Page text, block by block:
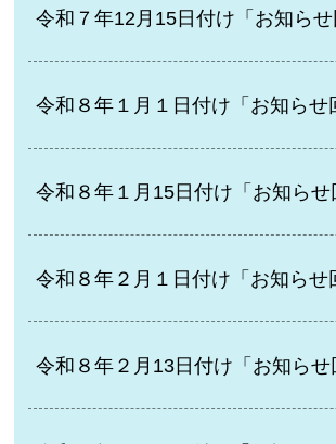
令和７年12月15日付け「お知らせ
令和８年１月１日付け「お知らせ
令和８年１月15日付け「お知らせ
令和８年２月１日付け「お知らせ
令和８年２月13日付け「お知らせ